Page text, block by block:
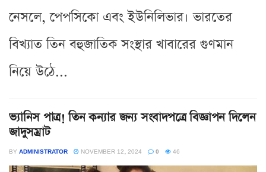
নেসলে, পেপসিকো এবং ইউনিলিভার। ভারতের
বিখ্যাত তিন বহুজাতিক সংস্থার খাবারের গুণমান
নিয়ে উঠে...
ভ্যানিস পাত্র! তিন কন্যার জন্য সংবাদপত্রে বিজ্ঞাপন দিলেন
জাদুসম্রাট
BY ADMINISTRATOR NOVEMBER 12, 2024 0 46